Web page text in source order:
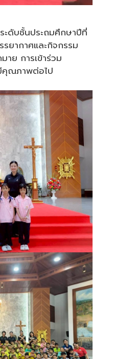
ดับชั้นประถมศึกษาปีที่
ยากาศและกิจกรรม
ย การเข้าร่วม
คุณภาพต่อไป